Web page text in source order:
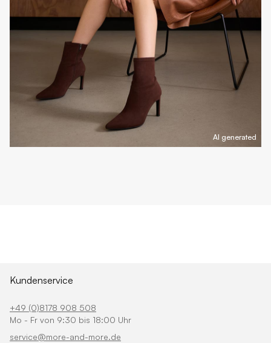
AI generated
Kundenservice
+49 (0)8178 908 508
Mo - Fr von 9:30 bis 18:00 Uhr
service@more-and-more.de